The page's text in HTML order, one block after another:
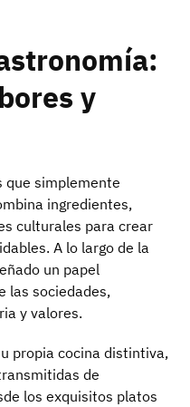
y
que simplemente
ingredientes,
culturales para crear
A lo largo de la
un papel
las sociedades,
y valores.
propia cocina distintiva,
de
los exquisitos platos